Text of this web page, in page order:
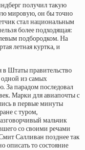
получил такую
мировую, он бы точно
стал национальным
более подходящая:
подбородком. На
летная куртка, и
в Штаты правительство
из самых
парадом последовал
Марки для авиапочты с
в первые минуты
с туром,
мальчик
со своими речами
Салливан позднее так
описать то состояние